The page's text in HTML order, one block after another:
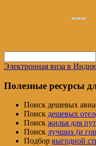
Электронная виза в
Полезные ресурсы
Поиск дешевых
Поиск дешевых
Поиск жилья для
Поиск лучших (и
Подбор выгодной